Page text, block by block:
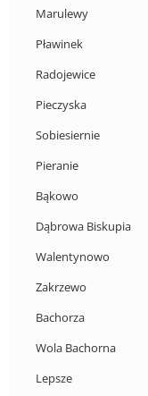
Marulewy
Pławinek
Radojewice
Pieczyska
Sobiesiernie
Pieranie
Bąkowo
Dąbrowa Biskupia
Walentynowo
Zakrzewo
Bachorza
Wola Bachorna
Lepsze